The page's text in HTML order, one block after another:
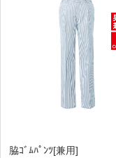
脇ｺﾞﾑﾊﾟﾝﾂ[兼用]